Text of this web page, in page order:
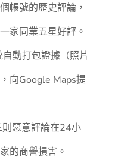
帳號的歷史評論，
家同業五星好評。
自動打包證據（照片
向Google Maps提
惡意評論在24小
的商譽損害。